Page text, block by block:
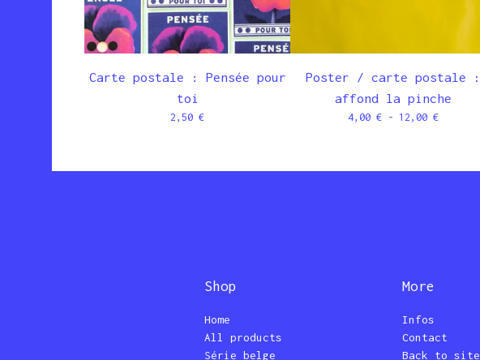
Carte postale : Pensée pour
toi
2,50 €
Poster / carte postale :
affond la pinche
4,00 € - 12,00 €
Shop
Home
All products
Série belge
More
Infos
Contact
Back to site